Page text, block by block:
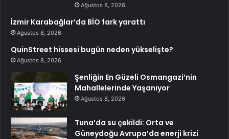
Ağustos 8, 2026
İzmir Karabağlar’da BİO fark yarattı
Ağustos 8, 2026
QuinStreet hissesi bugün neden yükselişte?
Ağustos 8, 2026
Şenliğin En Güzeli Osmangazi’nin
Mahallelerinde Yaşanıyor
Ağustos 8, 2026
Tuna’da su çekildi: Orta ve
Güneydoğu Avrupa’da enerji krizi